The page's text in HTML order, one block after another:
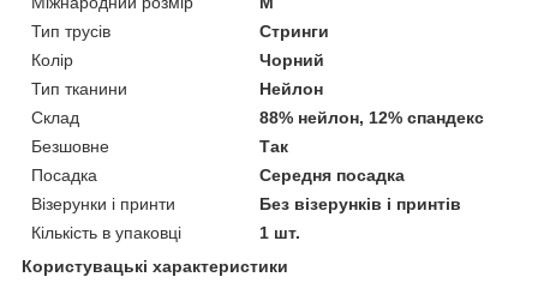
Тип трусів
Стринги
Колір
Чорний
Тип тканини
Нейлон
Склад
88% нейлон, 12% спандекс
Безшовне
Так
Посадка
Середня посадка
Візерунки і принти
Без візерунків і принтів
Кількість в упаковці
1 шт.
Користувацькі характеристики